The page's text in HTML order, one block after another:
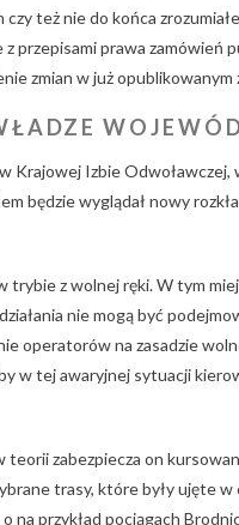
też nie do końca
przepisami prawa
zmian w już opublikowanym
Krajowej Izbie Odwoławczej,
będzie wyglądał nowy
trybie z wolnej ręki. W tym
nie mogą być
operatorów na zasadzie
w tej awaryjnej sytuacji
teorii zabezpiecza on
trasy, które były ujęte
na przykład pociągach